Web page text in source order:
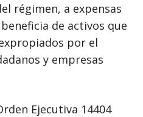
régimen, a expensas
de activos que
por el
y empresas
Ejecutiva 14404